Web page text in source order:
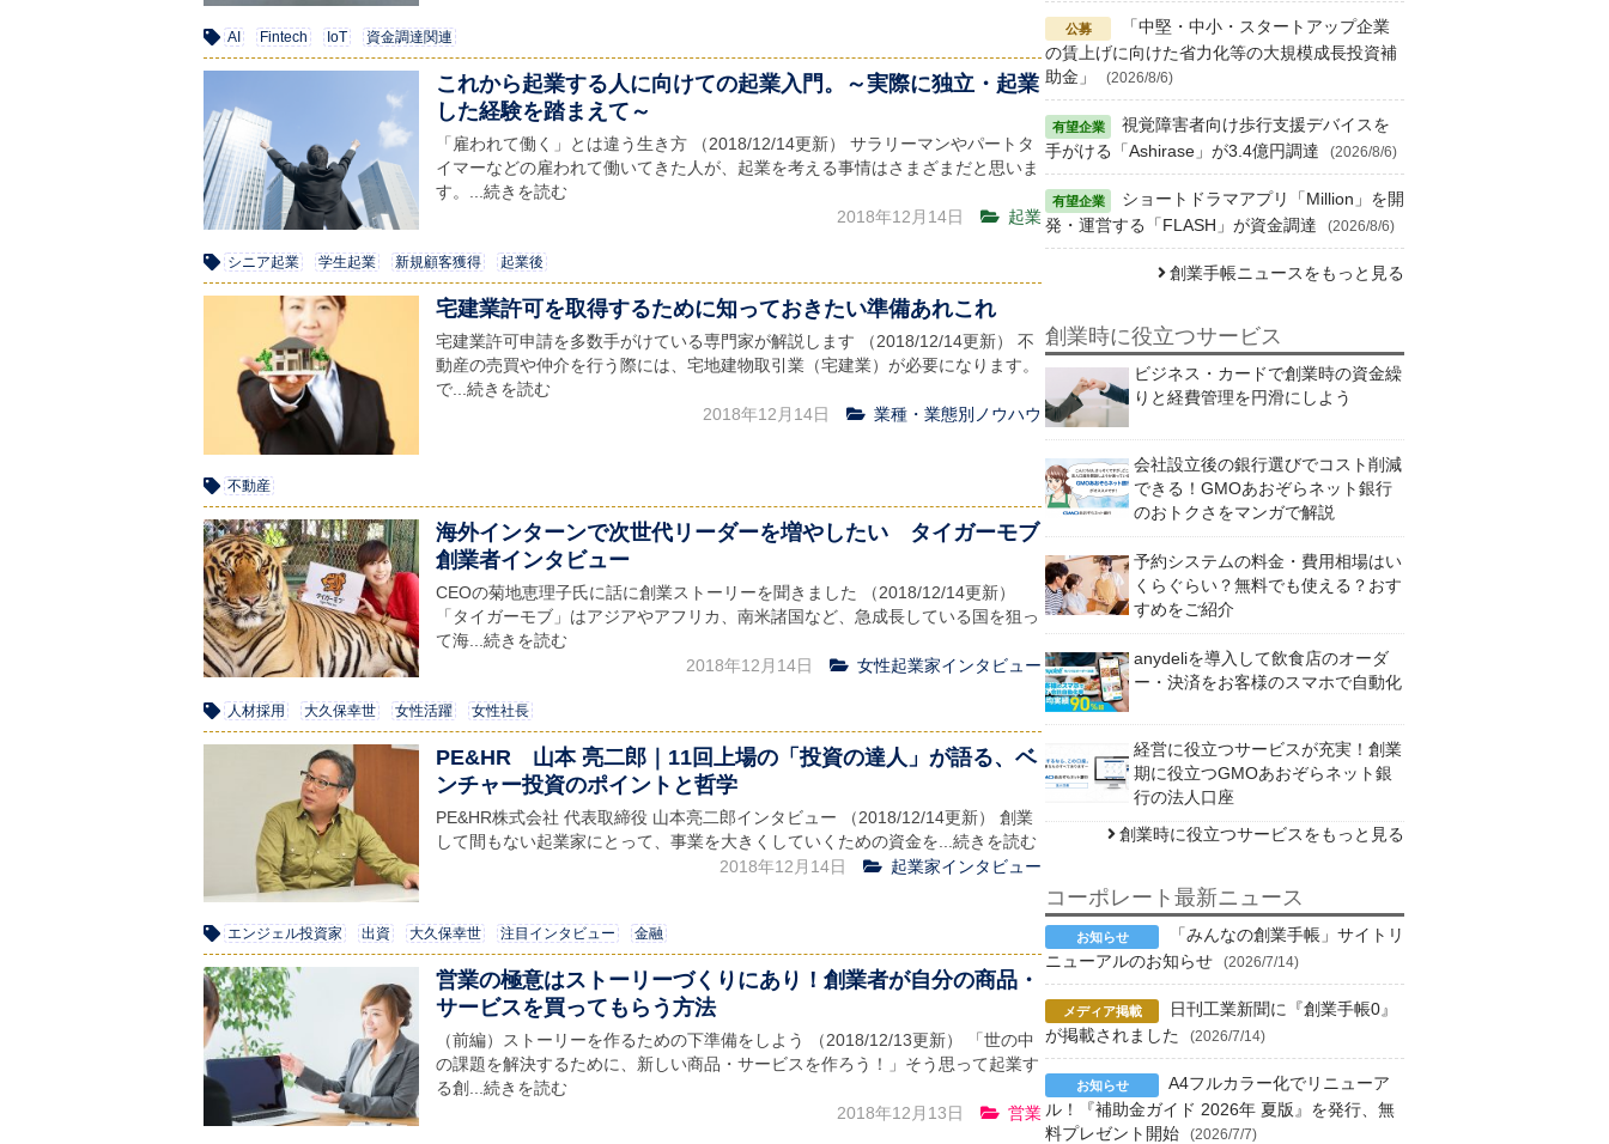
AI Fintech IoT 資金調達関連
これから起業する人に向けての起業入門。～実際に独立・起業
した経験を踏まえて～
「雇われて働く」とは違う生き方 （2018/12/14更新） サラリーマンやパートタ
イマーなどの雇われて働いてきた人が、起業を考える事情はさまざまだと思いま
す。...続きを読む
2018年12月14日
起業
シニア起業 学生起業 新規顧客獲得 起業後
宅建業許可を取得するために知っておきたい準備あれこれ
宅建業許可申請を多数手がけている専門家が解説します （2018/12/14更新） 不
動産の売買や仲介を行う際には、宅地建物取引業（宅建業）が必要になります。
で...続きを読む
2018年12月14日
業種・業態別ノウハウ
不動産
海外インターンで次世代リーダーを増やしたい タイガーモブ
創業者インタビュー
CEOの菊地恵理子氏に話に創業ストーリーを聞きました （2018/12/14更新）
「タイガーモブ」はアジアやアフリカ、南米諸国など、急成長している国を狙っ
て海...続きを読む
2018年12月14日
女性起業家インタビュー
人材採用 大久保幸世 女性活躍 女性社長
PE&HR 山本 亮二郎｜11回上場の「投資の達人」が語る、ベ
ンチャー投資のポイントと哲学
PE&HR株式会社 代表取締役 山本亮二郎インタビュー （2018/12/14更新） 創業
して間もない起業家にとって、事業を大きくしていくための資金を...続きを読む
2018年12月14日
起業家インタビュー
エンジェル投資家 出資 大久保幸世 注目インタビュー 金融
営業の極意はストーリーづくりにあり！創業者が自分の商品・
サービスを買ってもらう方法
（前編）ストーリーを作るための下準備をしよう （2018/12/13更新） 「世の中
の課題を解決するために、新しい商品・サービスを作ろう！」そう思って起業す
る創...続きを読む
2018年12月13日
営業
「中堅・中小・スタートアップ企業
の賃上げに向けた省力化等の大規模成長投資補
助金」
(2026/8/6)
視覚障害者向け歩行支援デバイスを
手がける「Ashirase」が3.4億円調達
(2026/8/6)
ショートドラマアプリ「Million」を開
発・運営する「FLASH」が資金調達
(2026/8/6)
創業手帳ニュースをもっと見る
創業時に役立つサービス
ビジネス・カードで創業時の資金繰
りと経費管理を円滑にしよう
会社設立後の銀行選びでコスト削減
できる！GMOあおぞらネット銀行
のおトクさをマンガで解説
予約システムの料金・費用相場はい
くらぐらい？無料でも使える？おす
すめをご紹介
anydeliを導入して飲食店のオーダ
ー・決済をお客様のスマホで自動化
経営に役立つサービスが充実！創業
期に役立つGMOあおぞらネット銀
行の法人口座
創業時に役立つサービスをもっと見る
コーポレート最新ニュース
「みんなの創業手帳」サイトリ
ニューアルのお知らせ
(2026/7/14)
日刊工業新聞に『創業手帳0』
が掲載されました
(2026/7/14)
A4フルカラー化でリニューア
ル！『補助金ガイド 2026年 夏版』を発行、無
料プレゼント開始
(2026/7/7)